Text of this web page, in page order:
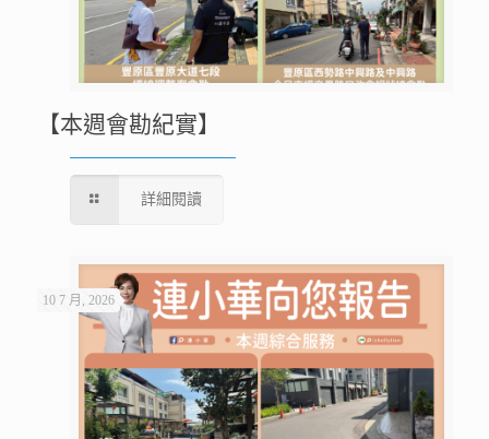
【本週會勘紀實】
詳細閱讀
10 7 月, 2026